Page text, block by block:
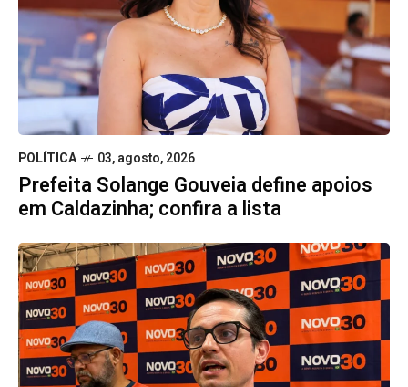
POLÍTICA 03, agosto, 2026
Prefeita Solange Gouveia define apoios
em Caldazinha; confira a lista